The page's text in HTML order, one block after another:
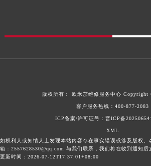
版权所有： 欧米茄维修服务中心 Copyright
客户服务热线： 400-877-2083
ICP备案/许可证号：晋ICP备
XML
如权利人或知情人士发现本站内容存在事实错误或涉及版权
箱：2557628530@qq.com 与我们联系，我们将在收到通知后
更新时间：2026-07-12T17:37:01+08:00